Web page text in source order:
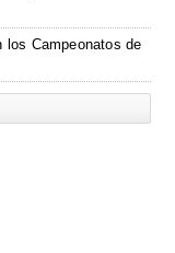
los Campeonatos de